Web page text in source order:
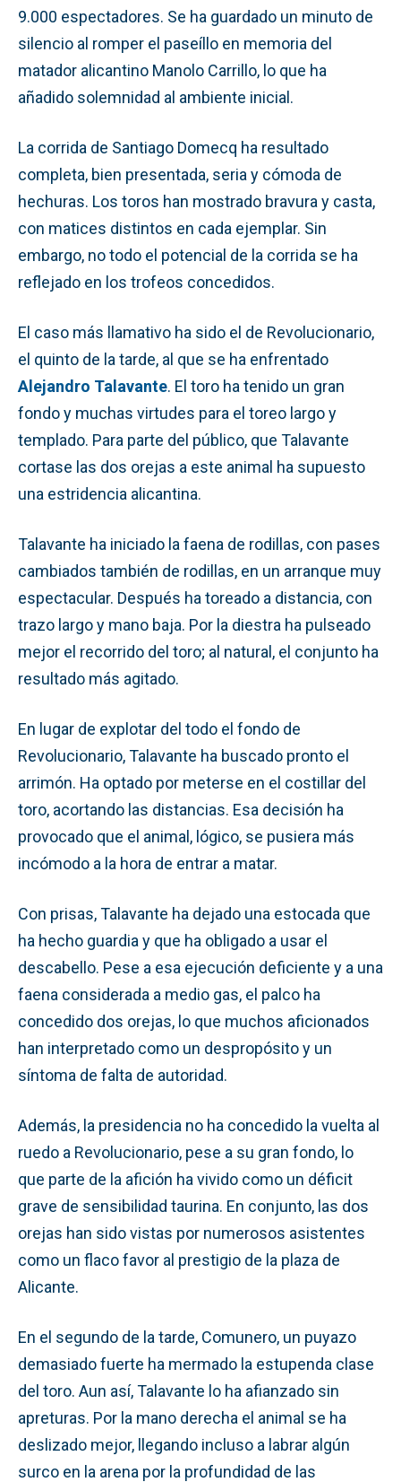
9.000 espectadores. Se ha guardado un minuto de
silencio al romper el paseíllo en memoria del
matador alicantino Manolo Carrillo, lo que ha
añadido solemnidad al ambiente inicial.
La corrida de Santiago Domecq ha resultado
completa, bien presentada, seria y cómoda de
hechuras. Los toros han mostrado bravura y casta,
con matices distintos en cada ejemplar. Sin
embargo, no todo el potencial de la corrida se ha
reflejado en los trofeos concedidos.
El caso más llamativo ha sido el de Revolucionario,
el quinto de la tarde, al que se ha enfrentado
Alejandro Talavante. El toro ha tenido un gran
fondo y muchas virtudes para el toreo largo y
templado. Para parte del público, que Talavante
cortase las dos orejas a este animal ha supuesto
una estridencia alicantina.
Talavante ha iniciado la faena de rodillas, con pases
cambiados también de rodillas, en un arranque muy
espectacular. Después ha toreado a distancia, con
trazo largo y mano baja. Por la diestra ha pulseado
mejor el recorrido del toro; al natural, el conjunto ha
resultado más agitado.
En lugar de explotar del todo el fondo de
Revolucionario, Talavante ha buscado pronto el
arrimón. Ha optado por meterse en el costillar del
toro, acortando las distancias. Esa decisión ha
provocado que el animal, lógico, se pusiera más
incómodo a la hora de entrar a matar.
Con prisas, Talavante ha dejado una estocada que
ha hecho guardia y que ha obligado a usar el
descabello. Pese a esa ejecución deficiente y a una
faena considerada a medio gas, el palco ha
concedido dos orejas, lo que muchos aficionados
han interpretado como un despropósito y un
síntoma de falta de autoridad.
Además, la presidencia no ha concedido la vuelta al
ruedo a Revolucionario, pese a su gran fondo, lo
que parte de la afición ha vivido como un déficit
grave de sensibilidad taurina. En conjunto, las dos
orejas han sido vistas por numerosos asistentes
como un flaco favor al prestigio de la plaza de
Alicante.
En el segundo de la tarde, Comunero, un puyazo
demasiado fuerte ha mermado la estupenda clase
del toro. Aun así, Talavante lo ha afianzado sin
apreturas. Por la mano derecha el animal se ha
deslizado mejor, llegando incluso a labrar algún
surco en la arena por la profundidad de las